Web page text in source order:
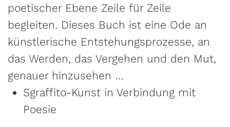
poetischer Ebene Zeile für Zeile
begleiten. Dieses Buch ist eine Ode an
künstlerische Entstehungsprozesse, an
das Werden, das Vergehen und den Mut,
genauer hinzusehen …
Sgraffito-Kunst in Verbindung mit
Poesie